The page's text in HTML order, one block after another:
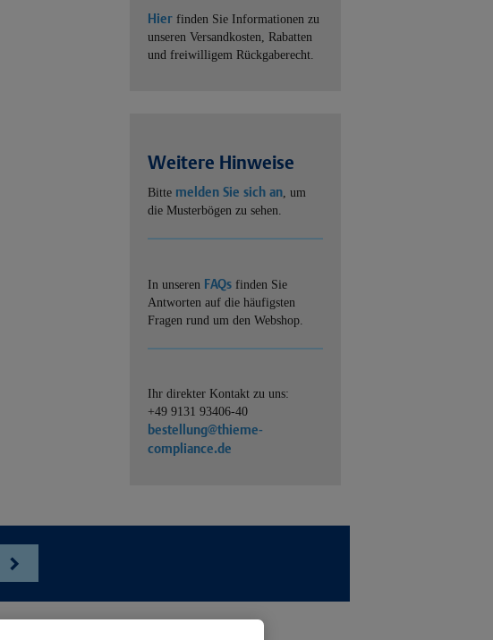
Hier finden Sie Informationen zu
unseren Versandkosten, Rabatten
und freiwilligem Rückgaberecht.
Weitere Hinweise
Bitte melden Sie sich an, um
die Musterbögen zu sehen.
In unseren FAQs finden Sie
Antworten auf die häufigsten
Fragen rund um den Webshop.
Ihr direkter Kontakt zu uns:
+49 9131 93406-40
bestellung@thieme-
compliance.de